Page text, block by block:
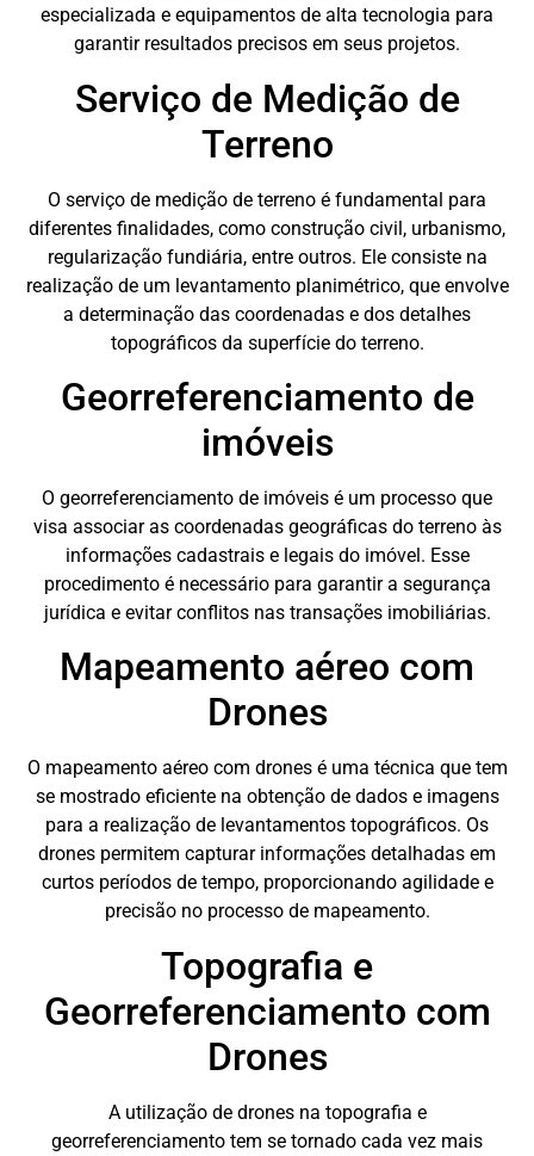
especializada e equipamentos de alta tecnologia para
garantir resultados precisos em seus projetos.
Serviço de Medição de
Terreno
O serviço de medição de terreno é fundamental para
diferentes finalidades, como construção civil, urbanismo,
regularização fundiária, entre outros. Ele consiste na
realização de um levantamento planimétrico, que envolve
a determinação das coordenadas e dos detalhes
topográficos da superfície do terreno.
Georreferenciamento de
imóveis
O georreferenciamento de imóveis é um processo que
visa associar as coordenadas geográficas do terreno às
informações cadastrais e legais do imóvel. Esse
procedimento é necessário para garantir a segurança
jurídica e evitar conflitos nas transações imobiliárias.
Mapeamento aéreo com
Drones
O mapeamento aéreo com drones é uma técnica que tem
se mostrado eficiente na obtenção de dados e imagens
para a realização de levantamentos topográficos. Os
drones permitem capturar informações detalhadas em
curtos períodos de tempo, proporcionando agilidade e
precisão no processo de mapeamento.
Topografia e
Georreferenciamento com
Drones
A utilização de drones na topografia e
georreferenciamento tem se tornado cada vez mais